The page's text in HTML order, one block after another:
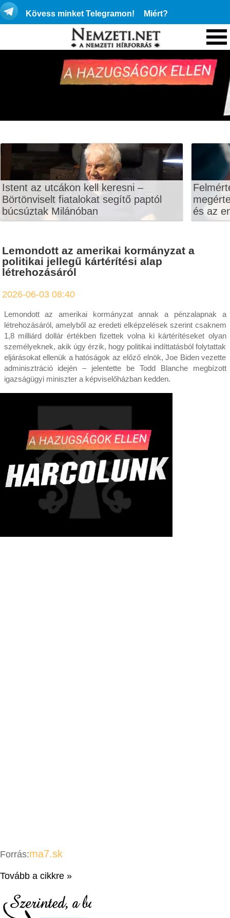
Kövess minket Telegramon! Miért?
Istent az utcákon kell keresni –
Börtönviselt fiatalokat segítő paptól
búcsúztak Milánóban
és az
Lemondott az amerikai kormányzat a
politikai jellegű kártérítési alap
létrehozásáról
2026-06-03 08:40
Lemondott az amerikai kormányzat annak a pénzalapnak a
létrehozásáról, amelyből az eredeti elképzelések szerint csaknem
1,8 milliárd dollár értékben fizettek volna ki kártérítéseket olyan
személyeknek, akik úgy érzik, hogy politikai indíttatásból folytattak
eljárásokat ellenük a hatóságok az előző elnök, Joe Biden vezette
adminisztráció idején – jelentette be Todd Blanche megbízott
igazságügyi miniszter a képviselőházban kedden.
Forrás:ma7.sk
Tovább a cikkre »